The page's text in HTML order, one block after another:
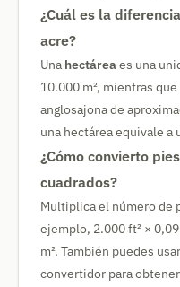
¿Cuál es la
acre?
Una hectáreaes una
10.000 m², mientras que
anglosajona de
una hectárea equivale a
¿Cómo convierto
cuadrados?
Multiplica el número de
ejemplo, 2.000 ft² ×
m². También puedes
convertidor para